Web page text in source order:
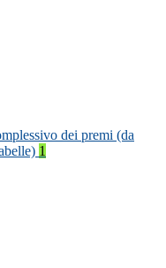
dei premi (da
1